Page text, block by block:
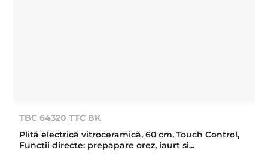
TBC 64320 TTC BK
Plită electrică vitroceramică, 60 cm, Touch Control,
Functii directe: prepapare orez, iaurt si...